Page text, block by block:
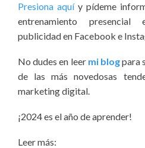
Presiona aquíy pídeme
entrenamiento
publicidad en Facebook e
No dudes en leer mi blogpara
de las más novedosas
marketing digital.
¡2024 es el año de aprender!
Leer más: